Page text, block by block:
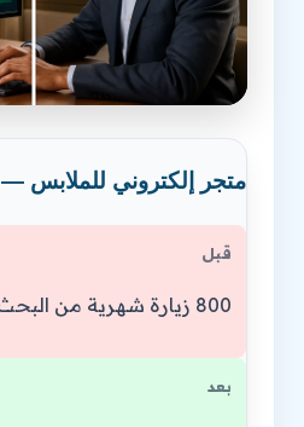
متجر إلكتروني للملابس —
قبل
800 زيارة شهرية من البحث العضوي
بعد